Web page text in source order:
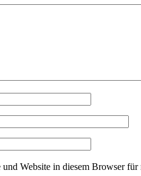
Website in diesem Browser für